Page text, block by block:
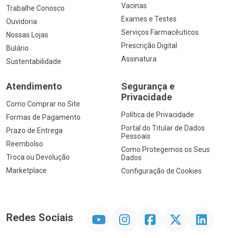
Trabalhe Conosco
Ouvidoria
Nossas Lojas
Bulário
Sustentabilidade
Vacinas
Exames e Testes
Serviços Farmacêuticos
Prescrição Digital
Assinatura
Atendimento
Como Comprar no Site
Formas de Pagamento
Prazo de Entrega
Reembolso
Troca ou Devolução
Marketplace
Segurança e
Privacidade
Política de Privacidade
Portal do Titular de Dados
Pessoais
Como Protegemos os Seus
Dados
Configuração de Cookies
Redes Sociais InstagramFacebookTwitter Linkedin